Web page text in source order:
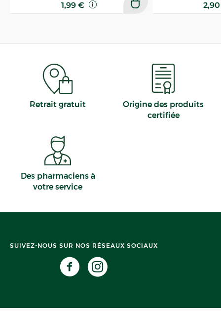
1,99 €
Retrait gratuit
Origine des produits
certifiée
Des pharmaciens à
votre service
SUIVEZ-NOUS SUR NOS RÉSEAUX SOCIAUX